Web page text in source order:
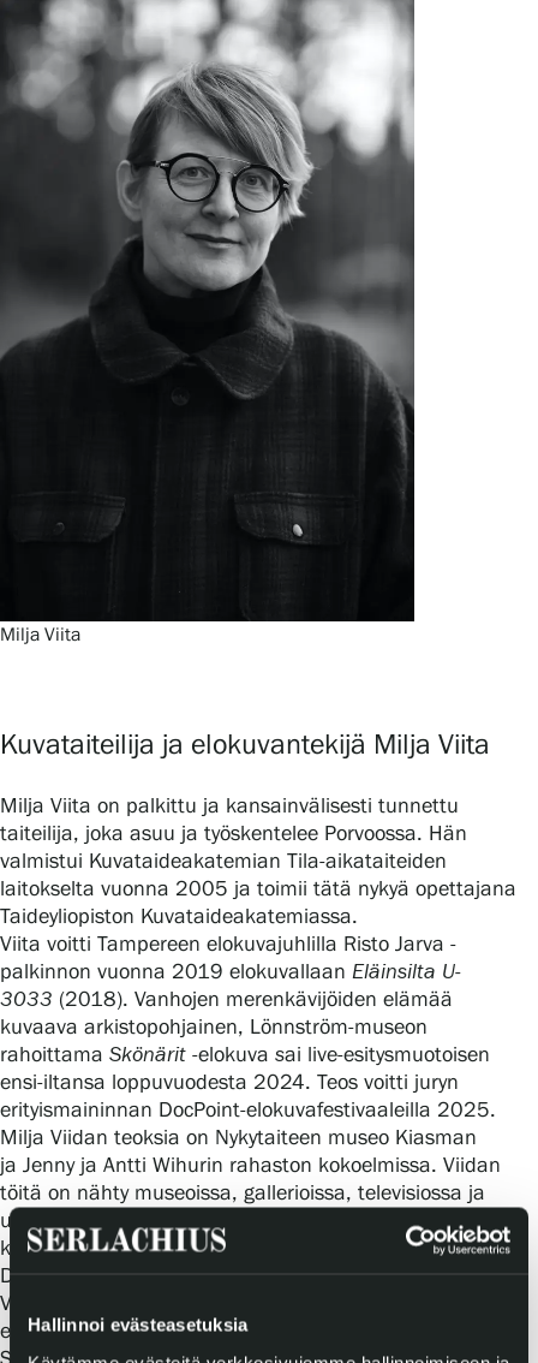
Hallinnoi evästeasetuksia
Milja Viita
Kuvataiteilija ja elokuvantekijä Milja Viita
Milja Viita on palkittu ja kansainvälisesti tunnettu
taiteilija, joka asuu ja työskentelee Porvoossa. Hän
valmistui Kuvataideakatemian Tila-aikataiteiden
laitokselta vuonna 2005 ja toimii tätä nykyä opettajana
Taideyliopiston Kuvataideakatemiassa.
Viita voitti Tampereen elokuvajuhlilla Risto Jarva -
palkinnon vuonna 2019 elokuvallaan Eläinsilta U-
3033 (2018). Vanhojen merenkävijöiden elämää
kuvaava arkistopohjainen, Lönnström-museon
rahoittama Skönärit -elokuva sai live-esitysmuotoisen
ensi-iltansa loppuvuodesta 2024. Teos voitti juryn
erityismaininnan DocPoint-elokuvafestivaaleilla 2025.
Milja Viidan teoksia on Nykytaiteen museo Kiasman
ja Jenny ja Antti Wihurin rahaston kokoelmissa. Viidan
töitä on nähty museoissa, gallerioissa, televisiossa ja
useilla merkittävillä kansainvälisillä filmifestivaaleilla,
kuten Ann Arborissa, Kurtzfilmtage Oberhausenissa, Hot
Docseilla, DocPointissa ja Sodankylän elokuvajuhlilla.
Viidan tuotantoa levittää Pariisissa toimiva avantgarde-
elokuvan levityskeskus Light Cone, Toronton CFMDC ja